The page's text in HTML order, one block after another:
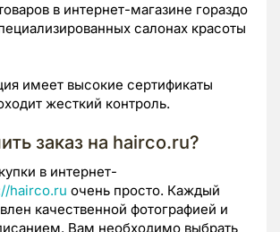
в интернет-магазине гораздо
салонах красоты
имеет высокие сертификаты
жесткий контроль.
заказ на hairco.ru?
в интернет-
hairco.ru очень просто. Каждый
качественной фотографией и
Вам необходимо выбрать